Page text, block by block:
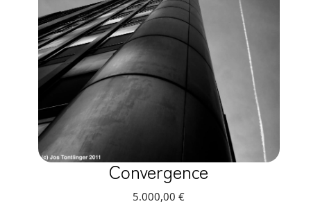
Convergence
5.000,00€